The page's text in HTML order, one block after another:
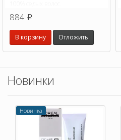
884 p
В корзину Отложить
Новинки
Новинка